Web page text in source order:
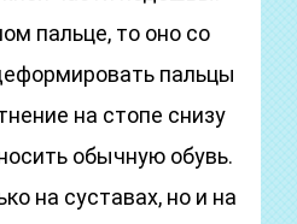
пальце, то оно со
пальцы
на стопе снизу
обычную обувь.
на суставах, но и на